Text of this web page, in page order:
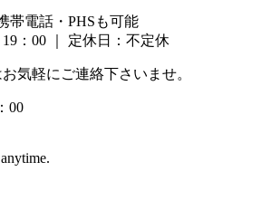
帯電話・PHSも可能
：00 ｜ 定休日：不定休
気軽にご連絡下さいませ。
00